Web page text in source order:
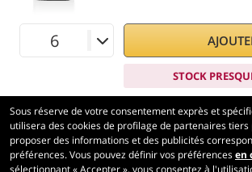
STOCK
Sous réserve de votre consentement exprès et
utilisera des cookies de profilage de partenaires tiers
proposer des informations et des publicités
préférences. Vous pouvez définir vos préférencesen
sélectionnant « Accepter », vous consentez à
Vino.com